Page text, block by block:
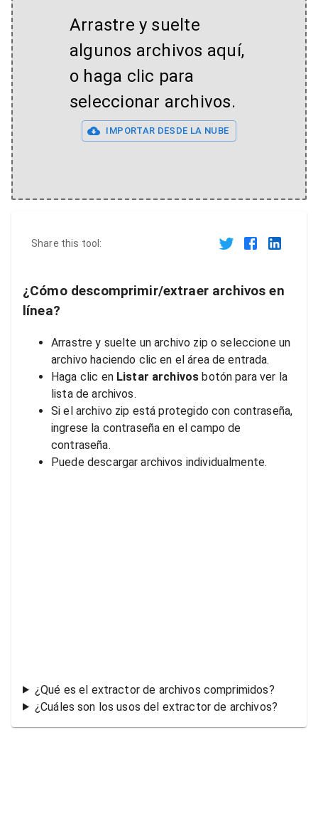
Arrastre y suelte
algunos archivos aquí,
o haga clic para
seleccionar archivos.
IMPORTAR DESDE LA NUBE
Share this tool:
¿Cómo descomprimir/extraer archivos en
línea?
Arrastre y suelte un archivo zip o seleccione un
archivo haciendo clic en el área de entrada.
Haga clic en Listar archivos botón para ver la
lista de archivos.
Si el archivo zip está protegido con contraseña,
ingrese la contraseña en el campo de
contraseña.
Puede descargar archivos individualmente.
¿Qué es el extractor de archivos comprimidos?
¿Cuáles son los usos del extractor de archivos?